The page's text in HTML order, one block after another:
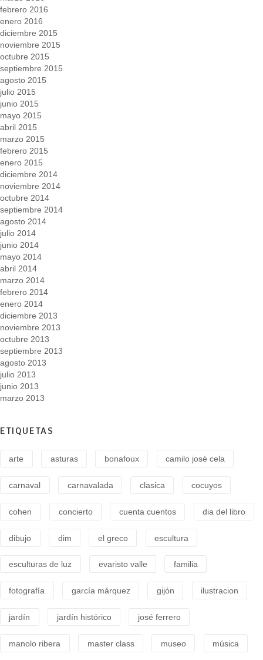
febrero 2016
enero 2016
diciembre 2015
noviembre 2015
octubre 2015
septiembre 2015
agosto 2015
julio 2015
junio 2015
mayo 2015
abril 2015
marzo 2015
febrero 2015
enero 2015
diciembre 2014
noviembre 2014
octubre 2014
septiembre 2014
agosto 2014
julio 2014
junio 2014
mayo 2014
abril 2014
marzo 2014
febrero 2014
enero 2014
diciembre 2013
noviembre 2013
octubre 2013
septiembre 2013
agosto 2013
julio 2013
junio 2013
marzo 2013
ETIQUETAS
arte asturas bonafoux camilo josé cela
carnaval carnavalada clasica cocuyos
cohen concierto cuenta cuentos dia del libro
dibujo dim el greco escultura
esculturas de luz evaristo valle familia
fotografía garcía márquez gijón ilustracion
jardín jardín histórico josé ferrero
manolo ribera master class museo música